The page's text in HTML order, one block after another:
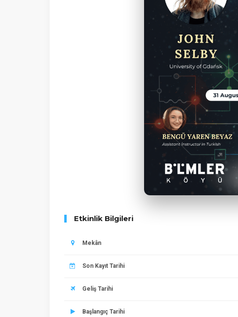
Etkinlik Bilgileri
Mekân
Son Kayıt Tarihi
Geliş Tarihi
Başlangıç Tarihi